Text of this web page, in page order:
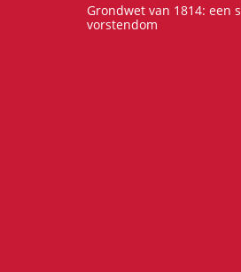
Grondwet van 1814: een
vorstendom